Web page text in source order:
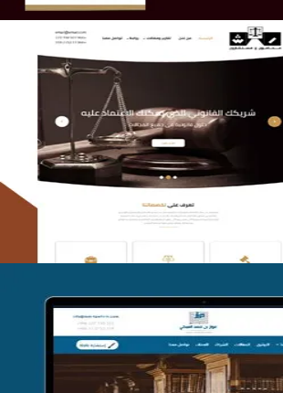
والشعلان للمحاماة
التفاصيل
فواز المبكي للمحاماة